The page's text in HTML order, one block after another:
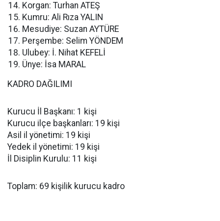
Korgan: Turhan ATEŞ
Kumru: Ali Rıza YALIN
Mesudiye: Suzan AYTÜRE
Perşembe: Selim YÖNDEM
Ulubey: İ. Nihat KEFELİ
Ünye: İsa MARAL
KADRO DAĞILIMI
Kurucu İl Başkanı: 1 kişi
Kurucu ilçe başkanları: 19 kişi
Asil il yönetimi: 19 kişi
Yedek il yönetimi: 19 kişi
İl Disiplin Kurulu: 11 kişi
Toplam: 69 kişilik kurucu kadro